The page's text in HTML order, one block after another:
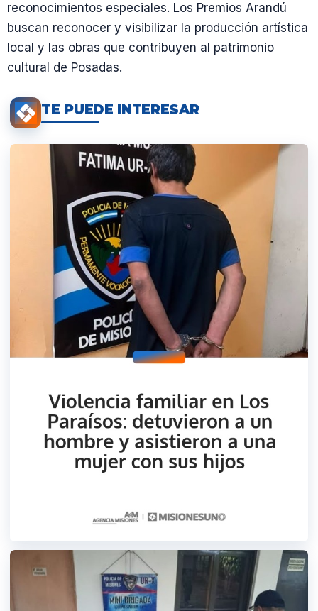
reconocimientos especiales. Los Premios Arandú
buscan reconocer y visibilizar la producción artística
local y las obras que contribuyen al patrimonio
cultural de Posadas.
TE PUEDE INTERESAR